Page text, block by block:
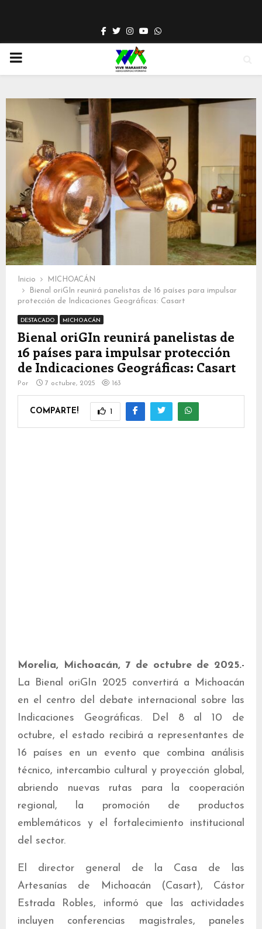
Facebook
TwitterInstagram
YoutubeWhatsapp
PRIMARY
Inicio
MICHOACÁN
Bienal oriGIn reunirá panelistas de 16 países para impulsar
protección de Indicaciones Geográficas: Casart
DESTACADO MICHOACÁN
Bienal oriGIn reunirá panelistas de
16 países para impulsar protección
de Indicaciones Geográficas: Casart
Por 7 octubre, 2025 163
COMPARTE! 1
Morelia, Michoacán, 7 de octubre de 2025.-
La Bienal oriGIn 2025 convertirá a Michoacán
en el centro del debate internacional sobre las
Indicaciones Geográficas. Del 8 al 10 de
octubre, el estado recibirá a representantes de
16 países en un evento que combina análisis
técnico, intercambio cultural y proyección global,
abriendo nuevas rutas para la cooperación
regional, la promoción de productos
emblemáticos y el fortalecimiento institucional
del sector.
El director general de la Casa de las
Artesanías de Michoacán (Casart), Cástor
Estrada Robles, informó que las actividades
incluyen conferencias magistrales, paneles